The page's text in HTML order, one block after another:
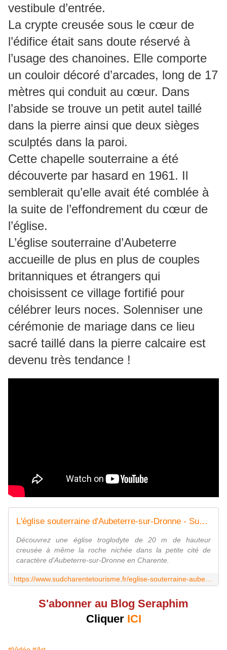
vestibule d’entrée.
La crypte creusée sous le cœur de
l’édifice était sans doute réservé à
l’usage des chanoines. Elle comporte
un couloir décoré d’arcades, long de 17
mètres qui conduit au cœur. Dans
l’abside se trouve un petit autel taillé
dans la pierre ainsi que deux sièges
sculptés dans la paroi.
Cette chapelle souterraine a été
découverte par hasard en 1961. Il
semblerait qu’elle avait été comblée à
la suite de l’effondrement du cœur de
l’église.
L’église souterraine d’Aubeterre
accueille de plus en plus de couples
britanniques et étrangers qui
choisissent ce village fortifié pour
célébrer leurs noces. Solenniser une
cérémonie de mariage dans ce lieu
sacré taillé dans la pierre calcaire est
devenu très tendance !
L'église souterraine d'Aubeterre-sur-Dronne - Sud Charente Tourisme
Découvrez une église troglodyte de 20 m de hauteur
creusée à même la roche nichée dans la petite cité de
caractère d'Aubeterre-sur-Dronne en Charente.
S'abonner au Blog Seraphim
Cliquer ICI